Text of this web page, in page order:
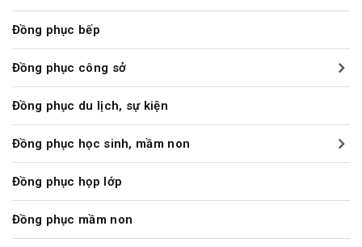
Đồng phục bếp
Đồng phục công sở
Đồng phục du lịch, sự kiện
Đồng phục học sinh, mầm non
Đồng phục họp lớp
Đồng phục mầm non